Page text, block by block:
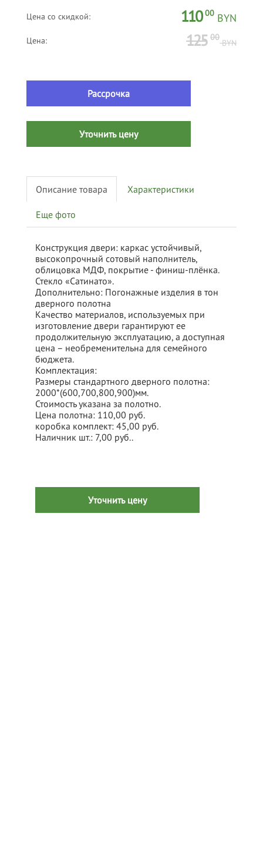
Цена со скидкой: 110 00 BYN
Цена: 125 00
BYN
Рассрочка
Уточнить цену
Описание товара Характеристики
Еще фото
Конструкция двери: каркас устойчивый,
высокопрочный сотовый наполнитель,
облицовка МДФ, покрытие - финиш-плёнка.
Стекло «Сатинато».
Дополнительно: Погонажные изделия в тон
дверного полотна
Качество материалов, используемых при
изготовление двери гарантируют ее
продолжительную эксплуатацию, а доступная
цена – необременительна для семейного
бюджета.
Комплектация:
Размеры стандартного дверного полотна:
2000*(600,700,800,900)мм.
Стоимость указана за полотно.
Цена полотна: 110,00 руб.
коробка комплект: 45,00 руб.
Наличник шт.: 7,00 руб..
Уточнить цену